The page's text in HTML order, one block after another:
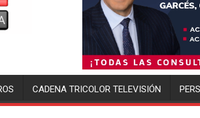
CADENA TRICOLOR TELEVISIÓN